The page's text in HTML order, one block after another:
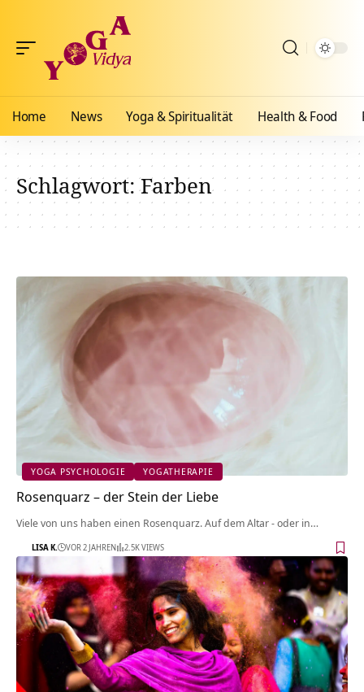
Home News Yoga & Spiritualität Health & Food
Schlagwort:Farben
YOGA PSYCHOLOGIE YOGATHERAPIE
Rosenquarz – der Stein der Liebe
Viele von uns haben einen Rosenquarz. Auf dem Altar - oder in…
LISA K. VOR 2 JAHREN 2.5K VIEWS